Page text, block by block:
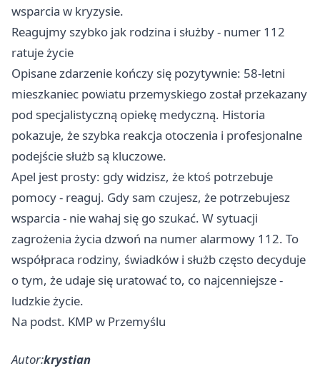
wsparcia w kryzysie.
Reagujmy szybko jak rodzina i służby - numer 112
ratuje życie
Opisane zdarzenie kończy się pozytywnie: 58-letni
mieszkaniec powiatu przemyskiego został przekazany
pod specjalistyczną opiekę medyczną. Historia
pokazuje, że szybka reakcja otoczenia i profesjonalne
podejście służb są kluczowe.
Apel jest prosty: gdy widzisz, że ktoś potrzebuje
pomocy - reaguj. Gdy sam czujesz, że potrzebujesz
wsparcia - nie wahaj się go szukać. W sytuacji
zagrożenia życia dzwoń na numer alarmowy 112. To
współpraca rodziny, świadków i służb często decyduje
o tym, że udaje się uratować to, co najcenniejsze -
ludzkie życie.
Na podst. KMP w Przemyślu
Autor:krystian